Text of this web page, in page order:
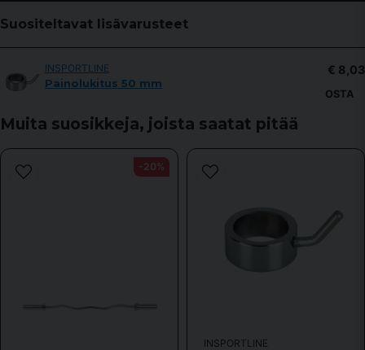
name
Nimi
email
Sähköpostiosoite
Suositeltavat lisävarusteet
INSPORTLINE
Painolukitus 50 mm
€ 8,03
OSTA
Muita suosikkeja, joista saatat pitää
-20%
INSPORTLINE